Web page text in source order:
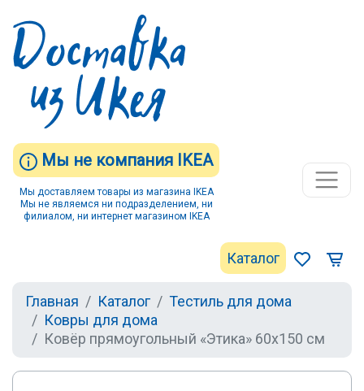
Мы не компания IKEA
Мы доставляем товары из магазина IKEA
Мы не являемся ни подразделением, ни
филиалом, ни интернет магазином IKEA
Каталог
Главная Каталог
Тестиль для дома
Ковры для дома
Ковёр прямоугольный «Этика» 60х150 см